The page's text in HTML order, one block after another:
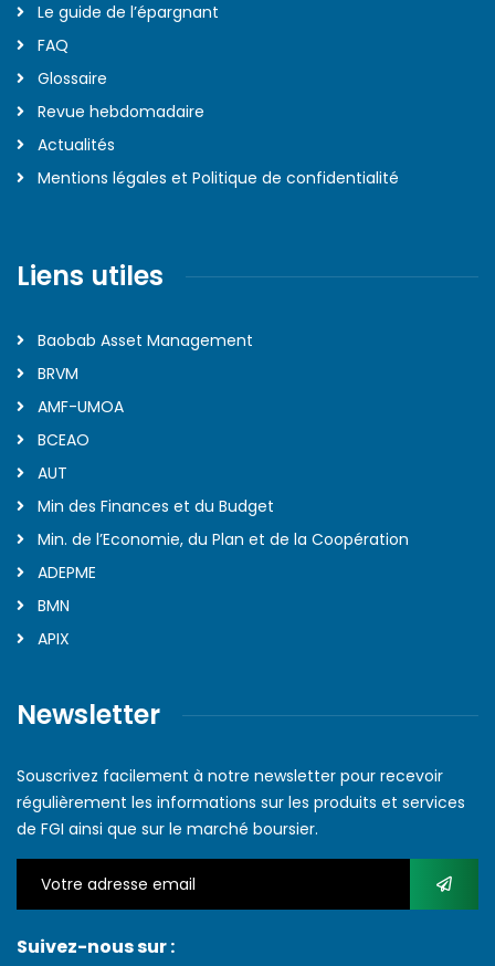
Le guide de l’épargnant
FAQ
Glossaire
Revue hebdomadaire
Actualités
Mentions légales et Politique de confidentialité
Liens utiles
Baobab Asset Management
BRVM
AMF-UMOA
BCEAO
AUT
Min des Finances et du Budget
Min. de l’Economie, du Plan et de la Coopération
ADEPME
BMN
APIX
Newsletter
Souscrivez facilement à notre newsletter pour recevoir
régulièrement les informations sur les produits et services
de FGI ainsi que sur le marché boursier.
Suivez-nous sur :